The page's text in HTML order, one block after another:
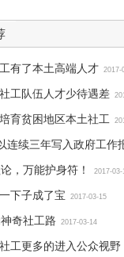
有了本土高端人才 2017-
工队伍人才少待遇差
育贫困地区本土社工
连续三年写入政府工作
，万能护身符！ 2017-03-
下子成了宝 2017-03-15
奇社工路 2017-03-14
工更多的进入公众视野